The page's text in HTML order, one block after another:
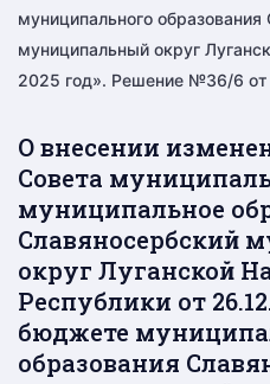
муниципального
муниципальный округ
2025 год». Решение №36/6
О внесении
Совета
муниципальное
Славяносербский
округ Луганской
Республики от
бюджете
образования